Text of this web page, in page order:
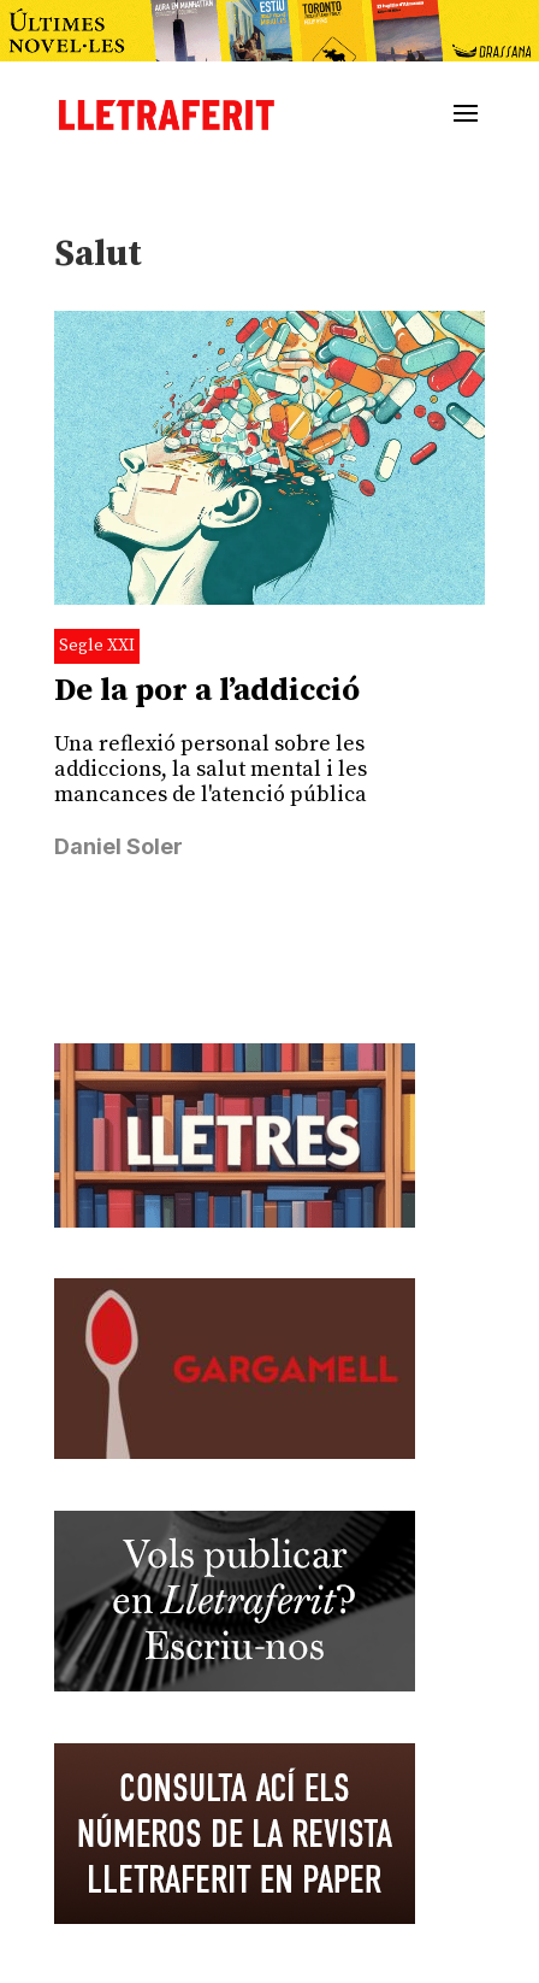
Salut
Segle XXI
De la por a l’addicció
Una reflexió personal sobre les
addiccions, la salut mental i les
mancances de l'atenció pública
Daniel Soler